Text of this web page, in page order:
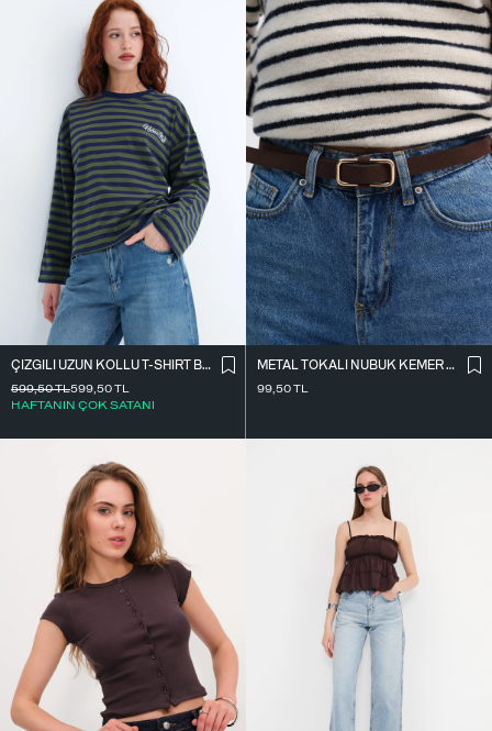
ÇIZGILI UZUN KOLLU T-SHIRT B10644
599,50TL
HAFTANIN ÇOK SATANI
599,50TL
METAL TOKALI NUBUK KEMER K2004-1
99,50TL